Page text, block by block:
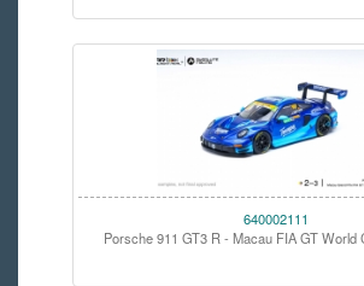
640002111
Porsche 911 GT3 R - Macau FIA GT World